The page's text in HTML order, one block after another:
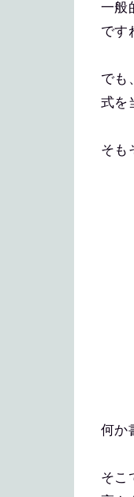
一般
です
でも
式を
そも
何か
そこ